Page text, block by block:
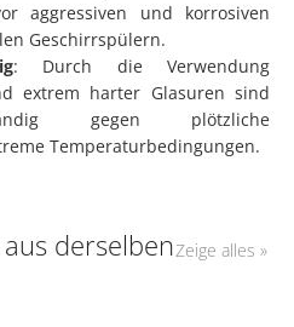
aggressiven und korrosiven
Geschirrspülern.
: Durch die Verwendung
extrem harter Glasuren sind
gegen plötzliche
Temperaturbedingungen.
derselbenZeige alles »